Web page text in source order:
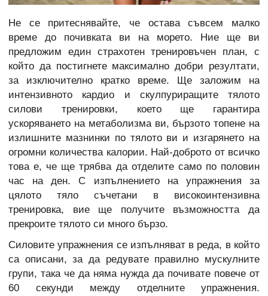
Не се притеснявайте, че остава съвсем малко
време до почивката ви на морето. Ние ще ви
предложим един страхотен тренировъчен план, с
който да постигнете максимално добри резултати,
за изключително кратко време. Ще заложим на
интензивното кардио и скулпуриращите тялото
силови тренировки, което ще гарантира
ускоряването на метаболизма ви, бързото топене на
излишните мазнинки по тялото ви и изгарянето на
огромни количества калории. Най-доброто от всичко
това е, че ще трябва да отделите само по половин
час на ден. С изпълнението на упражнения за
цялото тяло съчетани в високоинтензивна
тренировка, вие ще получите възможността да
прекроите тялото си много бързо.
Силовите упражнения се изпълняват в реда, в който
са описани, за да редувате правилно мускулните
групи, така че да няма нужда да почивате повече от
60 секунди между отделните упражнения.